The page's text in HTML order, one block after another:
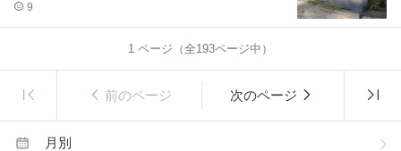
9
1 ページ（全193ページ中）
前のページ 次のページ
月別